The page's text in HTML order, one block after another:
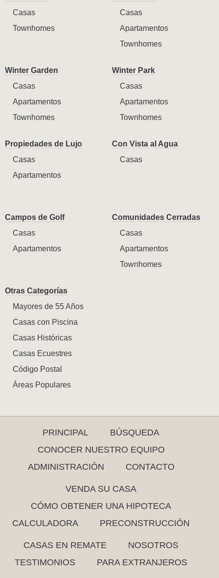
Casas
Townhomes
Casas
Apartamentos
Townhomes
Winter Garden
Casas
Apartamentos
Townhomes
Winter Park
Casas
Apartamentos
Townhomes
Propiedades de Lujo
Casas
Apartamentos
Con Vista al Agua
Casas
Campos de Golf
Casas
Apartamentos
Comunidades Cerradas
Casas
Apartamentos
Townhomes
Otras Categorías
Mayores de 55 Años
Casas con Piscina
Casas Históricas
Casas Ecuestres
Código Postal
Áreas Populares
PRINCIPAL
BÚSQUEDA
CONOCER NUESTRO EQUIPO
ADMINISTRACIÓN
CONTACTO
VENDA SU CASA
CÓMO OBTENER UNA HIPOTECA
CALCULADORA
PRECONSTRUCCIÓN
CASAS EN REMATE
NOSOTROS
TESTIMONIOS
PARA EXTRANJEROS